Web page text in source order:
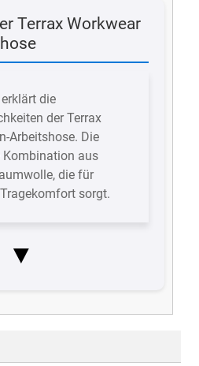
Terrax Workwear
die
der Terrax
Arbeitshose. Die
Kombination aus
die für
sorgt.
▼